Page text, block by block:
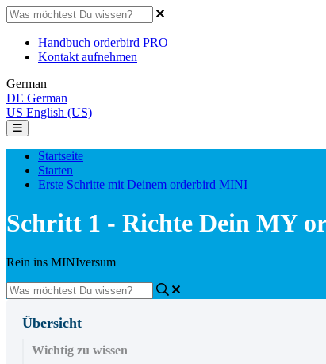
Handbuch orderbird PRO
Kontakt aufnehmen
German
DE German
US English (US)
Startseite
Starten
Erste Schritte mit Deinem orderbird MINI
Schritt 1 - Richte Dein MY
Rein ins MINIversum
Übersicht
Wichtig zu wissen